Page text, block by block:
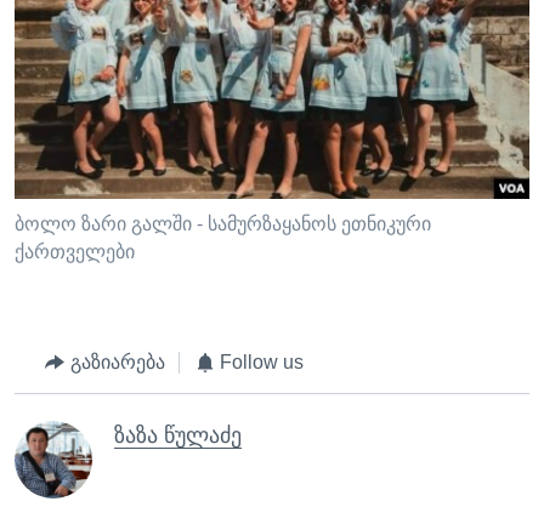
ბოლო ზარი გალში - სამურზაყანოს ეთნიკური
ქართველები
გაზიარება Follow us
ზაზა წულაძე